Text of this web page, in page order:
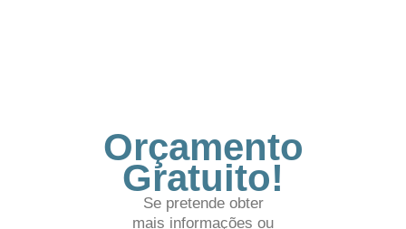
Orçamento
Gratuito!
Se pretende obter
mais informações ou